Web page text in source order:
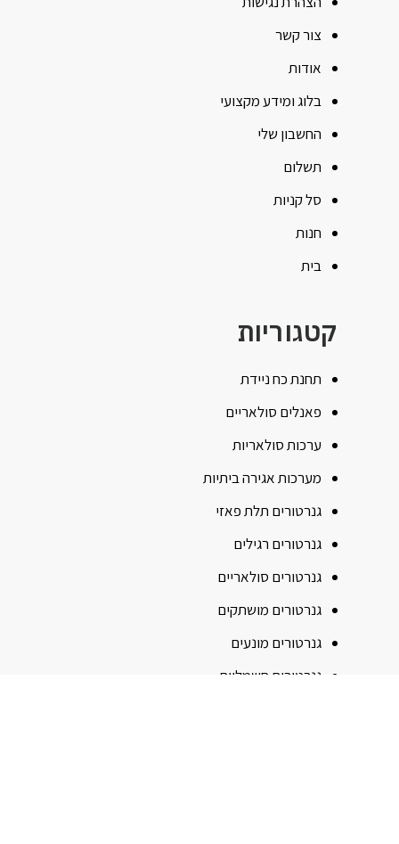
צור קשר
אודות
בלוג ומידע מקצועי
החשבון שלי
תשלום
סל קניות
חנות
בית
קטגוריות
תחנת כח ניידת
פאנלים סולאריים
ערכות סולאריות
מערכות אגירה ביתיות
גנרטורים תלת פאזי
גנרטורים רגילים
גנרטורים סולאריים
גנרטורים מושתקים
גנרטורים מונעים
גנרטורים חשמליים